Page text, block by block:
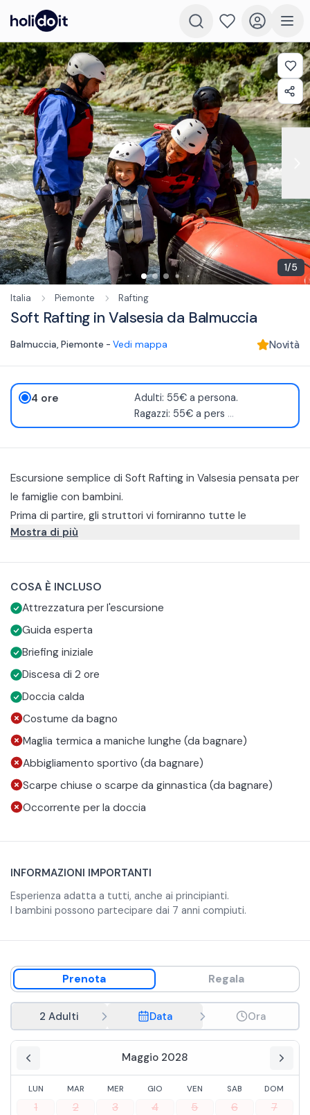
1/5
Italia Piemonte Rafting
Soft Rafting in Valsesia da Balmuccia
Balmuccia, Piemonte - Vedi mappa Novità
4 ore
Adulti: 55€ a persona.
Ragazzi: 55€ a pers ...
Escursione semplice di Soft Rafting in Valsesia pensata per
le famiglie con bambini.
Prima di partire, gli struttori vi forniranno tutte le
indicazioni necessarie sulla sicurezza e le tecniche di base.
affascinante.
nell’acqua.
La struttura metterà a disposizione l’equipaggiamento
tecnico completo, pensato per proteggervi dal freddo e
garantire la massima sicurezza durante tutta l’esperienza.
Gli Istruttori, certificati dalla Federazione Italiana Rafting,
saranno sempre al vostro fianco per farvi vivere l’attività in
totale serenità e comfort.
Al termine della discesa, un mini-bus vi riaccompagnerà
alla base dove potrete fare una doccia calda e cambiarvi
gli abiti bagnati.
La durata totale dell'esperienza è di 4 ore, ma il tempo
trascorso in acqua sarà di circa 2 ore.
Mostra di più
COSA È INCLUSO
Attrezzatura per l'escursione
Guida esperta
Briefing iniziale
Discesa di 2 ore
Doccia calda
Costume da bagno
Maglia termica a maniche lunghe (da bagnare)
Abbigliamento sportivo (da bagnare)
Scarpe chiuse o scarpe da ginnastica (da bagnare)
Occorrente per la doccia
INFORMAZIONI IMPORTANTI
Esperienza adatta a tutti, anche ai principianti.
I bambini possono partecipare dai 7 anni compiuti.
Prenota Regala
2 Adulti Data Ora
Maggio 2028
LUN MAR MER GIO VEN SAB DOM
1 2 3 4 5 6
7